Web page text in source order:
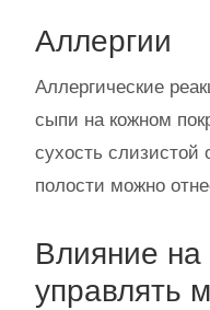
Аллергии
Аллергические
сыпи на кожном
сухость слизистой
полости можно
Влияние на
управлять